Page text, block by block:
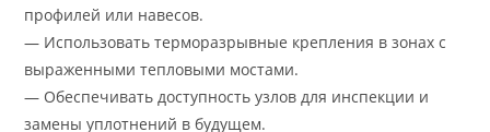
профилей или навесов.
— Использовать терморазрывные крепления в зонах с
выраженными тепловыми мостами.
— Обеспечивать доступность узлов для инспекции и
замены уплотнений в будущем.